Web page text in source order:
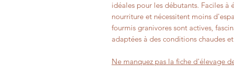
idéales pour les débutants. Faciles à
nourriture et nécessitent moins
fourmis granivores sont actives,
adaptées à des conditions chaudes et
Ne manquez pas la fiche d'élevage